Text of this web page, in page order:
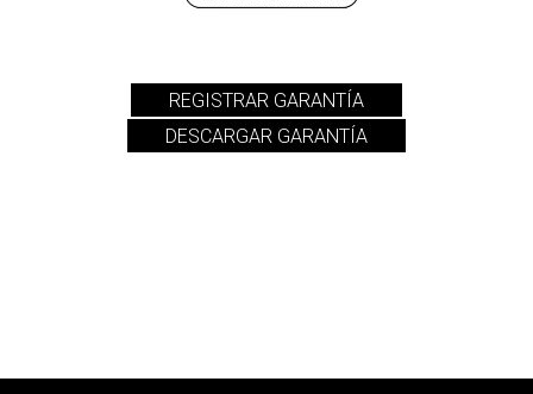
REGISTRAR GARANTÍA
DESCARGAR GARANTÍA